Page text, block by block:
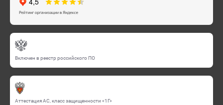
Включен в реестр российского ПО
Аттестация АС, класс защищенности «1Г»